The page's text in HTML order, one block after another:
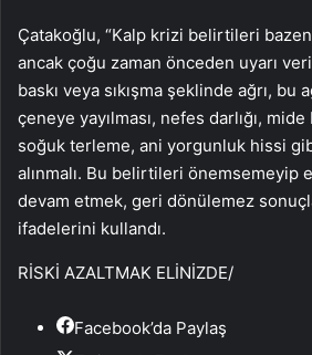
Çatakoğlu, “Kalp krizi belirtileri
ancak çoğu zaman önceden uyarı
baskı veya sıkışma şeklinde ağrı, bu
çeneye yayılması, nefes darlığı, mide
soğuk terleme, ani yorgunluk hissi
alınmalı. Bu belirtileri önemsemeyip
devam etmek, geri dönülemez
ifadelerini kullandı.
RİSKİ AZALTMAK ELİNİZDE/
Facebook’da Paylaş